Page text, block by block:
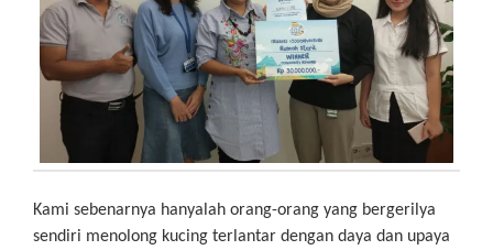
Kami sebenarnya hanyalah orang-orang yang bergerilya
sendiri menolong kucing terlantar dengan daya dan upaya